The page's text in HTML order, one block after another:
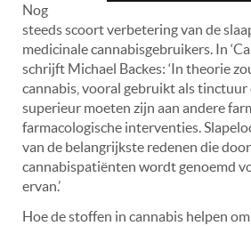
Nog
steeds scoort verbetering van de
medicinale cannabisgebruikers. In
schrijft Michael Backes: ‘In theorie
cannabis, vooral gebruikt als tinctuur
superieur moeten zijn aan andere
farmacologische interventies.
van de belangrijkste redenen die
cannabispatiënten wordt genoemd
ervan.’
Hoe de stoffen in cannabis helpen